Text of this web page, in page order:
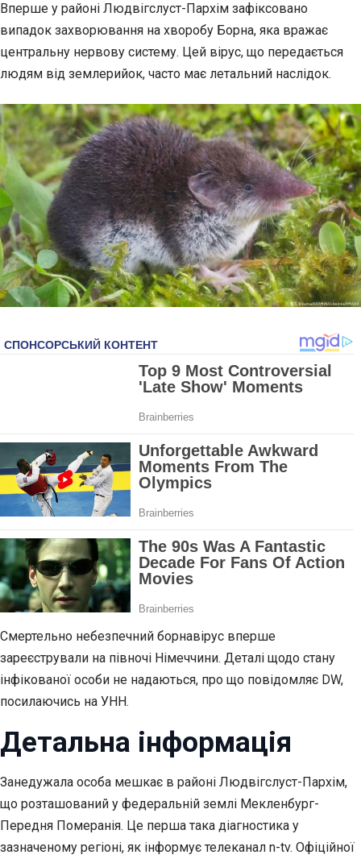
Вперше у районі Людвігслуст-Пархім зафіксовано
випадок захворювання на хворобу Борна, яка вражає
центральну нервову систему. Цей вірус, що передається
людям від землерийок, часто має летальний наслідок.
Смертельно небезпечний борнавірус вперше
зареєстрували на півночі Німеччини. Деталі щодо стану
інфікованої особи не надаються, про що повідомляє DW,
посилаючись на УНН.
Детальна інформація
Занедужала особа мешкає в районі Людвігслуст-Пархім,
що розташований у федеральній землі Мекленбург-
Передня Померанія. Це перша така діагностика у
зазначеному регіоні, як інформує телеканал n-tv. Офіційної